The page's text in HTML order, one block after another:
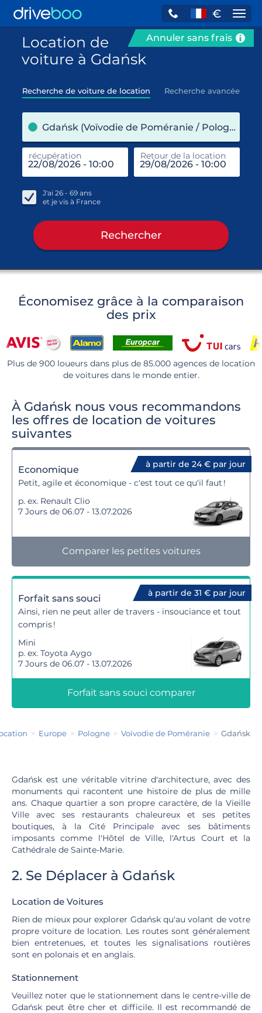
€
Annuler sans frais
Location de
voiture à Gdańsk
Recherche de voiture de location Recherche avancée
Gdańsk (Voïvodie de Poméranie / Pologne)
récupération Retour de la location
J'ai 26 - 69 ans
et je vis à France
Rechercher
Économisez grâce à la comparaison
des prix
Plus de 900 loueurs dans plus de 85.000 agences de location
de voitures dans le monde entier.
À Gdańsk nous vous recommandons
les offres de location de voitures
suivantes
à partir de 24 € par jour
Economique
Petit, agile et économique - c'est tout ce qu'il faut !
p. ex. Renault Clio
7 Jours de 06.07 - 13.07.2026
Comparer les petites voitures
à partir de 31 € par jour
Forfait sans souci
Ainsi, rien ne peut aller de travers - insouciance et tout
compris !
Mini
p. ex. Toyota Aygo
7 Jours de 06.07 - 13.07.2026
Forfait sans souci comparer
Europe Pologne Voïvodie de Poméranie Gdańsk
Gdańsk est une véritable vitrine d'architecture, avec des
monuments qui racontent une histoire de plus de mille
ans. Chaque quartier a son propre caractère, de la Vieille
Ville avec ses restaurants chaleureux et ses petites
boutiques, à la Cité Principale avec ses bâtiments
imposants comme l'Hôtel de Ville, l'Artus Court et la
Cathédrale de Sainte-Marie.
2. Se Déplacer à Gdańsk
Location de Voitures
Rien de mieux pour explorer Gdańsk qu'au volant de votre
propre voiture de location. Les routes sont généralement
bien entretenues, et toutes les signalisations routières
sont en polonais et en anglais.
Stationnement
Veuillez noter que le stationnement dans le centre-ville de
Gdańsk peut être cher et difficile. Il est recommandé de